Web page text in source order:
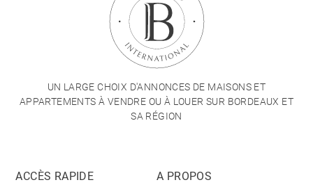
UN LARGE CHOIX D'ANNONCES DE MAISONS ET
APPARTEMENTS À VENDRE OU À LOUER SUR BORDEAUX ET
SA RÉGION
ACCÈS RAPIDE
A PROPOS